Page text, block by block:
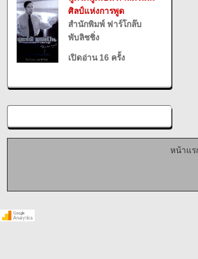
ศิลป์แห่งการพูด
สำนักพิมพ์ ฟาร์โกล๊บ
พับลิชชิ่ง
เปิดอ่าน 16 ครั้ง
หน้าแร